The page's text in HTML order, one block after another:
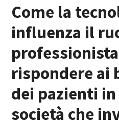
Come la
influenza il
rispondere ai
dei pazienti in
società che